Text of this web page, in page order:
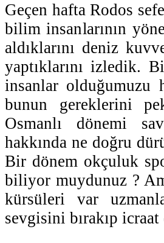
Geçen hafta Rodos
bilim insanlarının
aldıklarını deniz
yaptıklarını izledik.
insanlar olduğumuzu
bunun gereklerini
Osmanlı dönemi
hakkında ne doğru
Bir dönem okçuluk
biliyor muydunuz ?
kürsüleri var
sevgisini bırakıp